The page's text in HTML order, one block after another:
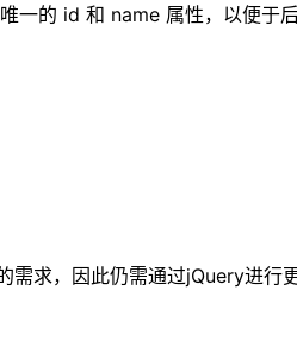
的 id 和 name 属性，以便于
求，因此仍需通过jQuery进行更